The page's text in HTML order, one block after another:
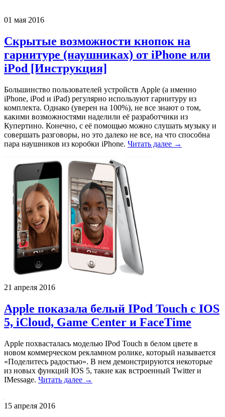
01 мая 2016
Скрытые возможности кнопок на
гарнитуре (наушниках) от iPhone или
iPod [Инструкция]
Большинство пользователей устройств Apple (а именно
iPhone, iPod и iPad) регулярно используют гарнитуру из
комплекта. Однако (уверен на 100%), не все знают о том,
какими возможностями наделили её разработчики из
Купертино. Конечно, с её помощью можно слушать музыку и
совершать разговоры, но это далеко не все, на что способна
пара наушников из коробки iPhone. Читать далее →
21 апреля 2016
Apple показала белый IPod Touch с IOS
5, iCloud, Game Center и FaceTime
Apple похвасталась моделью IPod Touch в белом цвете в
новом коммерческом рекламном ролике, который называется
«Поделитесь радостью». В нем демонстрируются некоторые
из новых функций IOS 5, такие как встроенный Twitter и
IMessage. Читать далее →
15 апреля 2016